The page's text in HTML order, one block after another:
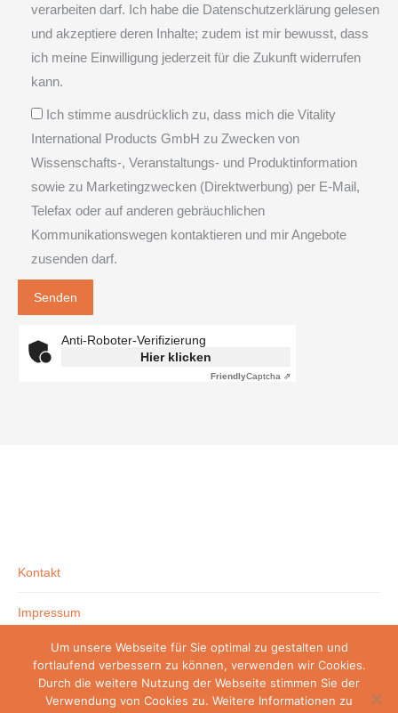
verarbeiten darf. Ich habe die Datenschutzerklärung gelesen
und akzeptiere deren Inhalte; zudem ist mir bewusst, dass
ich meine Einwilligung jederzeit für die Zukunft widerrufen
kann.
Ich stimme ausdrücklich zu, dass mich die Vitality
International Products GmbH zu Zwecken von
Wissenschafts-, Veranstaltungs- und Produktinformation
sowie zu Marketingzwecken (Direktwerbung) per E-Mail,
Telefax oder auf anderen gebräuchlichen
Kommunikationswegen kontaktieren und mir Angebote
zusenden darf.
Anti-Roboter-Verifizierung
Hier klicken
FriendlyCaptcha ⇗
Kontakt
Impressum
Datenschutzerklärung
Um unsere Webseite für Sie optimal zu gestalten und
fortlaufend verbessern zu können, verwenden wir Cookies.
Durch die weitere Nutzung der Webseite stimmen Sie der
Verwendung von Cookies zu. Weitere Informationen zu